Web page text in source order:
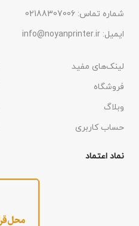
شماره تماس: 02188307006
ایمیل: info@noyanprinter.ir
لینک‌های مفید
فروشگاه
وبلاگ
حساب کاربری
نماد اعتماد